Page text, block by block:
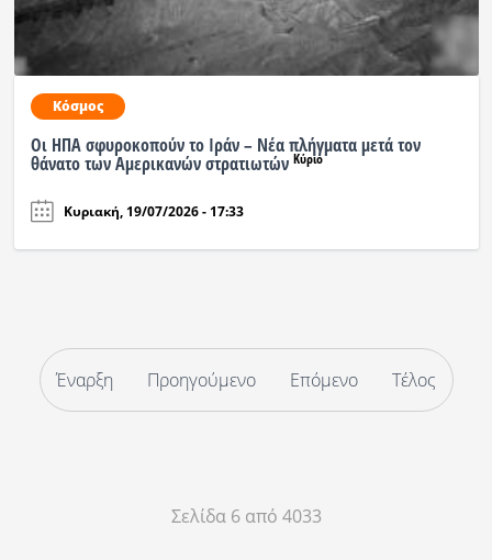
Κόσμος
Οι ΗΠΑ σφυροκοπούν το Ιράν – Νέα πλήγματα μετά τον
θάνατο των Αμερικανών στρατιωτών Κύριο
Κυριακή, 19/07/2026 - 17:33
Έναρξη Προηγούμενο Επόμενο Τέλος
Σελίδα 6 από 4033